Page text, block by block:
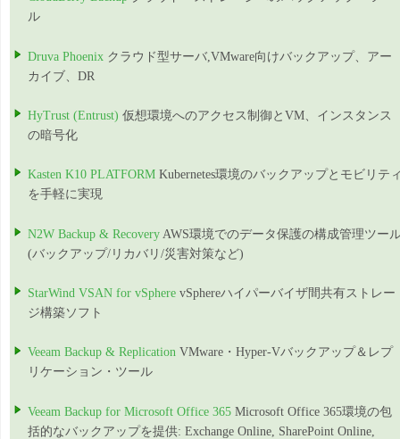
ル
Druva Phoenix クラウド型サーバ,VMware向けバックアップ、アー
カイブ、DR
HyTrust (Entrust) 仮想環境へのアクセス制御とVM、インスタンス
の暗号化
Kasten K10 PLATFORM Kubernetes環境のバックアップとモビリテ
を手軽に実現
N2W Backup & Recovery AWS環境でのデータ保護の構成管理ツー
(バックアップ/リカバリ/災害対策など)
StarWind VSAN for vSphere vSphereハイパーバイザ間共有ストレー
ジ構築ソフト
Veeam Backup & Replication VMware・Hyper-Vバックアップ＆レプ
リケーション・ツール
Veeam Backup for Microsoft Office 365 Microsoft Office 365環境の包
括的なバックアップを提供: Exchange Online, SharePoint Online,